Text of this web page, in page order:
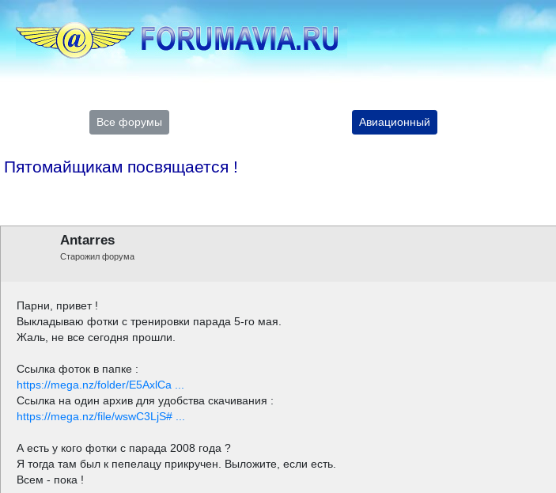
Все форумы Авиационный
Пятомайщикам посвящается !
Antarres
Старожил форума
Парни, привет !
Выкладываю фотки с тренировки парада 5-го мая.
Жаль, не все сегодня прошли.
Ссылка фоток в папке :
https://mega.nz/folder/E5AxlCa ...
Ссылка на один архив для удобства скачивания :
https://mega.nz/file/wswC3LjS# ...
А есть у кого фотки с парада 2008 года ?
Я тогда там был к пепелацу прикручен. Выложите, если есть.
Всем - пока !